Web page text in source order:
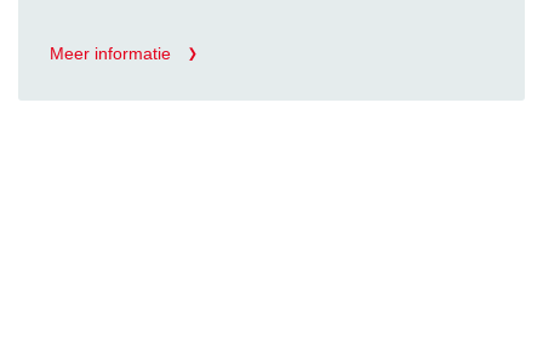
Meer informatie